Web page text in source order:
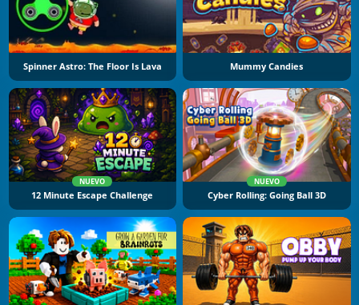
Spinner Astro: The Floor Is Lava Mummy Candies
NUEVO
12 Minute Escape Challenge
NUEVO
Cyber Rolling: Going Ball 3D